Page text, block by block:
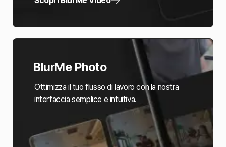
BlurMe Photo
Ottimizza il tuo flusso di lavoro con la nostra
interfaccia semplice e intuitiva.